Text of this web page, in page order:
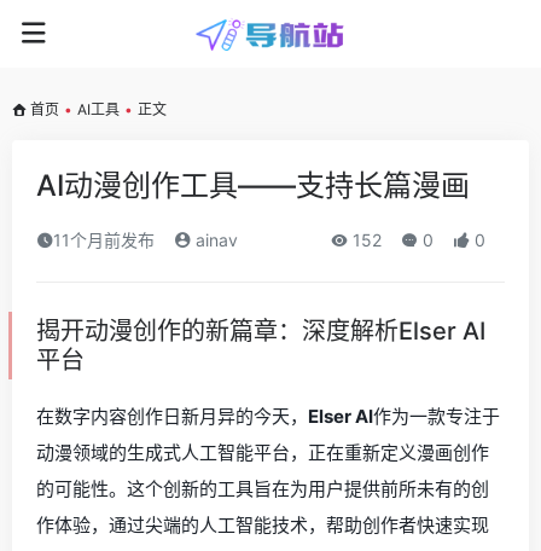
首页 • AI工具 • 正文
AI动漫创作工具——支持长篇漫画
11个月前发布 ainav 152 0 0
揭开动漫创作的新篇章：深度解析Elser AI
平台
在数字内容创作日新月异的今天， Elser AI作为一款专注于
动漫领域的生成式人工智能平台，正在重新定义漫画创作
的可能性。这个创新的工具旨在为用户提供前所未有的创
作体验，通过尖端的人工智能技术，帮助创作者快速实现